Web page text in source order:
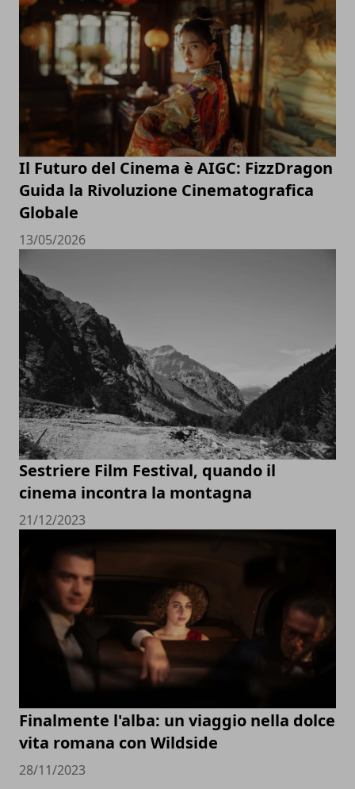
Il Futuro del Cinema è AIGC: FizzDragon
Guida la Rivoluzione Cinematografica
Globale
13/05/2026
Sestriere Film Festival, quando il
cinema incontra la montagna
21/12/2023
Finalmente l'alba: un viaggio nella dolce
vita romana con Wildside
28/11/2023